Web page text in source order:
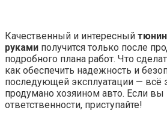
Качественный и интересный
руками получится только после
подробного плана работ. Что
как обеспечить надежность и
последующей эксплуатации — всё
продумано хозяином авто. Если вы
ответственности, приступайте!